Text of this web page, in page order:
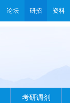
论坛 研招 资料
考研调剂